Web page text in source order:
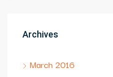
Archives
March 2016